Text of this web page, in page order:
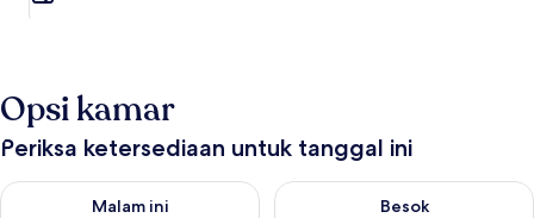
Opsi kamar
Periksa ketersediaan untuk tanggal ini
Malam ini
Periksa ketersediaan untuk malam ini Agu 7 - Agu 8
Besok
Periksa ketersediaan untuk